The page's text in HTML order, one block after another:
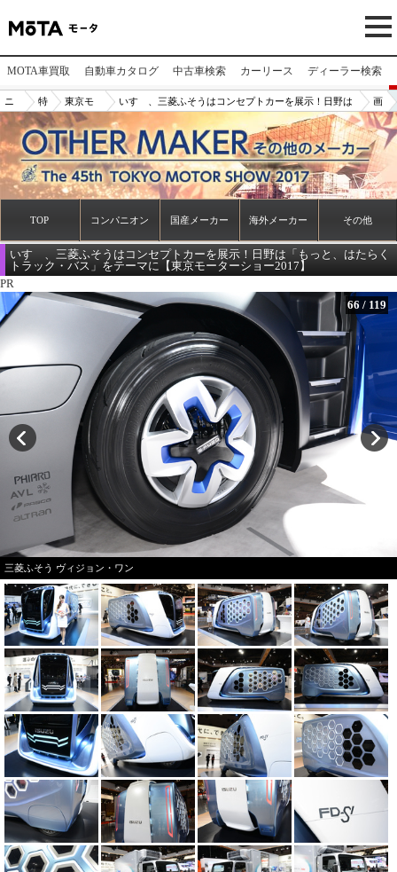
MOTA車買取 自動車カタログ 中古車検索 カーリース ディーラー検索
ニ
ュ
ー
ス/
記
特
集
東京モ
ーター
ショー2
017
いすゞ、三菱ふそうはコンセプトカーを展示！日野は
「もっと、はたらくトラック・バス」をテーマに【東
京モーターショー2017】
画
像
N
o.
66
TOP コンパニオン 国産メーカー 海外メーカー その他
いすゞ、三菱ふそうはコンセプトカーを展示！日野は「もっと、はたらく
トラック・バス」をテーマに【東京モーターショー2017】
PR
66 / 119
三菱ふそう ヴィジョン・ワン